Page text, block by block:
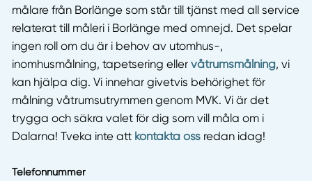
målare från Borlänge som står till tjänst med all service
relaterat till måleri i Borlänge med omnejd. Det spelar
ingen roll om du är i behov av utomhus-,
inomhusmålning, tapetsering eller våtrumsmålning, vi
kan hjälpa dig. Vi innehar givetvis behörighet för
målning våtrumsutrymmen genom MVK. Vi är det
trygga och säkra valet för dig som vill måla om i
Dalarna! Tveka inte att kontakta ossredan idag!
Telefonnummer